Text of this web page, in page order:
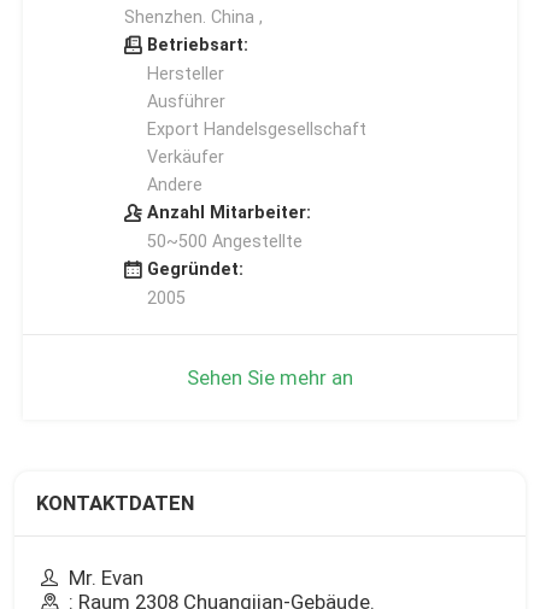
Shenzhen. China ,
Betriebsart:
Hersteller
Ausführer
Export Handelsgesellschaft
Verkäufer
Andere
Anzahl Mitarbeiter:
50~500 Angestellte
Gegründet:
2005
Sehen Sie mehr an
KONTAKTDATEN
Mr. Evan
: Raum 2308 Chuangjian-Gebäude.